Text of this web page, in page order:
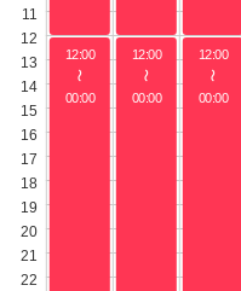
12:00
〜
00:00
12:00
〜
00:00
12:00
〜
00:00
11
12
13
14
15
16
17
18
19
20
21
22